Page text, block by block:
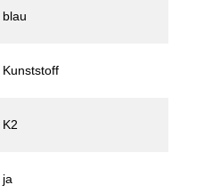
blau
Kunststoff
K2
ja